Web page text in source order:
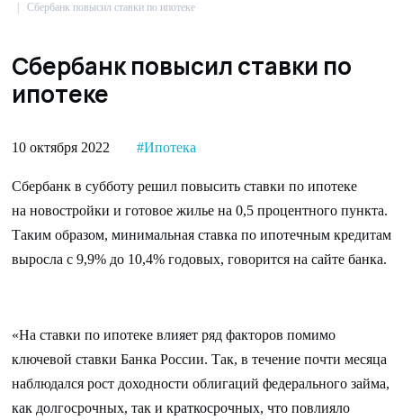
Сбербанк повысил ставки по ипотеке
Сбербанк повысил ставки по
ипотеке
10 октября 2022 #Ипотека
Сбербанк в субботу решил повысить ставки по ипотеке
на новостройки и готовое жилье на 0,5 процентного пункта.
Таким образом, минимальная ставка по ипотечным кредитам
выросла с 9,9% до 10,4% годовых, говорится на сайте банка.
«На ставки по ипотеке влияет ряд факторов помимо
ключевой ставки Банка России. Так, в течение почти месяца
наблюдался рост доходности облигаций федерального займа,
как долгосрочных, так и краткосрочных, что повлияло